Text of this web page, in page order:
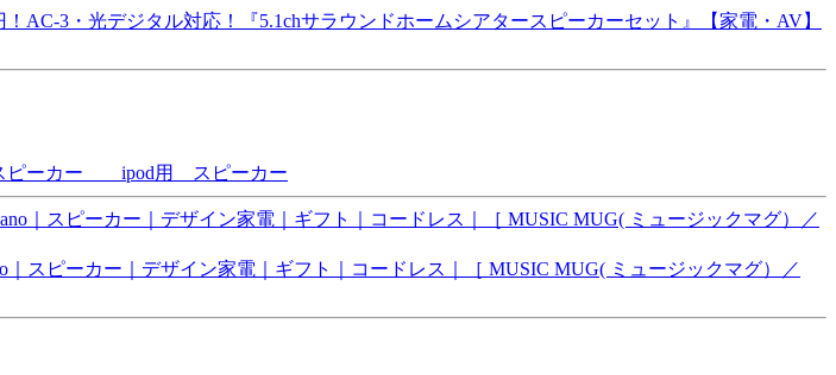
AC-3・光デジタル対応！『5.1chサラウンドホームシアタースピーカーセット』【家電・AV】
スピーカー ipod用 スピーカー
スピーカー｜デザイン家電｜ギフト｜コードレス｜［ MUSIC MUG( ミュージックマグ）／